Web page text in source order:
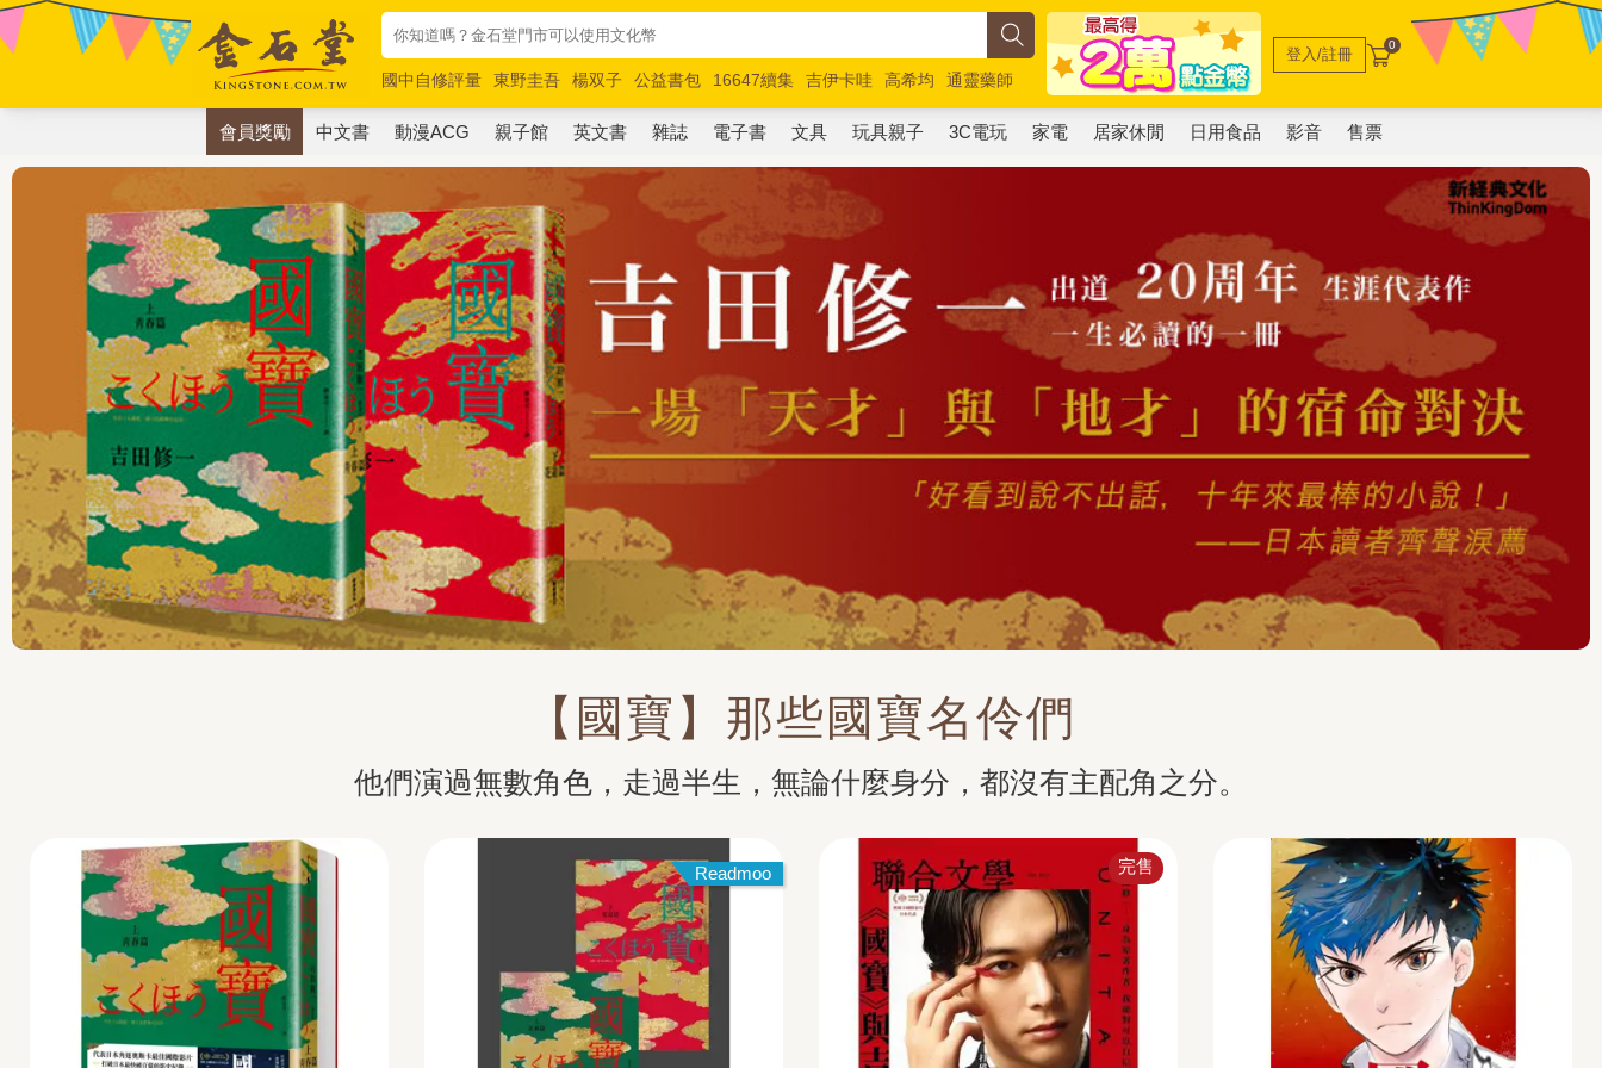
國中自修評量 東野圭吾 楊双子 公益書包 16647續集 吉伊卡哇 高希均
通靈藥師
唯紅花綻放
奧德賽 路邊攤新作 馬斯克 玩具總動員5 超慢跑
登入/註冊 0
會員獎勵 中文書 動漫ACG 親子館 英文書 雜誌 電子書 文具 玩具親子 3C電玩 家電 居家休閒 日用食品 影音 售票
【國寶】那些國寶名伶們
他們演過無數角色，走過半生，無論什麼身分，都沒有主配角之分。
Readmoo 完售